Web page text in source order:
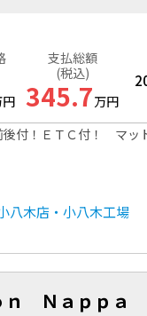
円
支払総額
(税込)
345.7万円
付！ＥＴＣ付！ マッ
八木店・小八木工場
Ｎａｐｐａ